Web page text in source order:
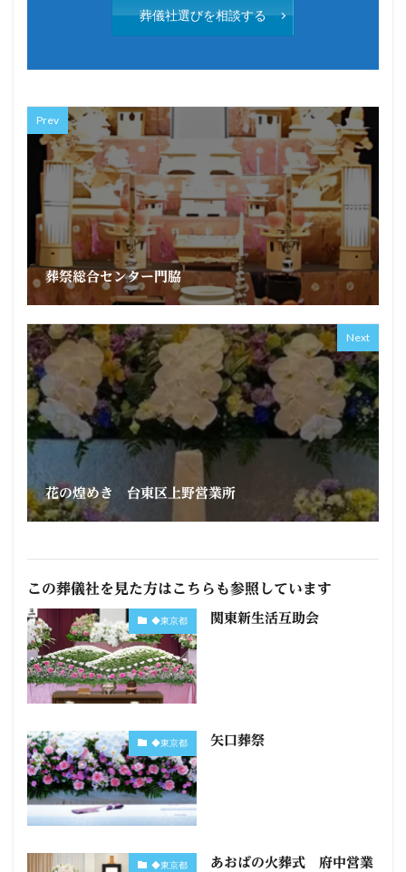
葬儀社選びを相談する
Prev
葬祭総合センター門脇
Next
花の煌めき 台東区上野営業所
この葬儀社を見た方はこちらも参照しています
◆東京都 関東新生活互助会
◆東京都 矢口葬祭
◆東京都
あおばの火葬式 府中営業